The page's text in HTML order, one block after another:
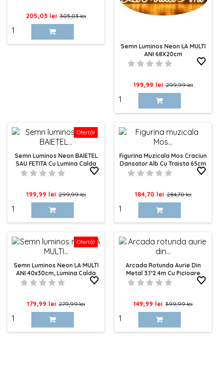
Pret
205,03 lei Pret
baza
305,03 lei
Semn Luminos Neon LA MULTI
ANI 68X20cm
Pret
199,99 lei Pret
baza
299,99 lei
Ofertă!
Semn Luminos Neon BAIETEL
SAU FETITA Cu Lumina Calda
55x17cm
Pret
199,99 lei Pret
baza
299,99 lei
Figurina Muzicala Mos Craciun
Dansator Alb Cu Traista 65cm
Pret
184,70 lei Pret
baza
284,70 lei
Ofertă!
Semn Luminos Neon LA MULTI
ANI 40x30cm, Lumina Calda
Pret
179,99 lei Pret
baza
279,99 lei
Arcada Rotunda Aurie Din
Metal 3.1*2.4m Cu Picioare
Drepte
Pret
149,99 lei Pret
baza
399,99 lei